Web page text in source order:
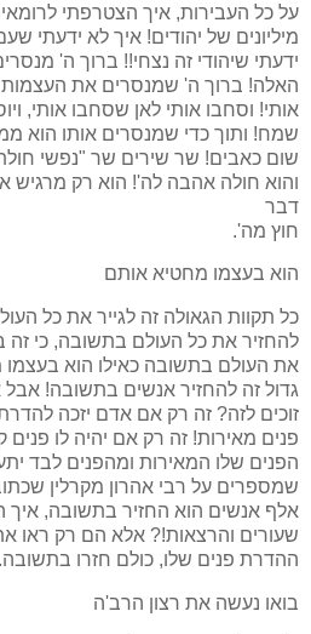
על כל העבירות, איך הצטרפתי
מיליונים של יהודים! איך לא ידעתי
ידעתי שיהודי זה נצחי!! ברוך ה'
האלה! ברוך ה' שמנסרים את
אותי! וסחבו אותי לאן שסחבו אותי,
שמח! ותוך כדי שמנסרים אותו הוא
שום כאבים! שר שירים שר "נפשי
והוא חולה אהבה לה'! הוא רק מרגיש
דבר
חוץ מה'.
הוא בעצמו מחטיא אותם
כל תקוות הגאולה זה לגייר את כל
להחזיר את כל העולם בתשובה, כי זה
את העולם בתשובה כאילו הוא
גדול זה להחזיר אנשים בתשובה! אבל
זוכים לזה? זה רק אם אדם יזכה
פנים מאירות! זה רק אם יהיה לו
הפנים שלו המאירות ומהפנים לבד
שמספרים על רבי אהרון מקרלין
אלף אנשים הוא החזיר בתשובה, איך
שעורים והרצאות!? אלא הם רק ראו
ההדרת פנים שלו, כולם חזרו בתשובה.
בואו נעשה את רצון הרב'ה